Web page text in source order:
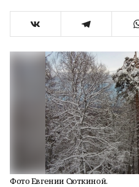
Фото Евгении Сюткиной.